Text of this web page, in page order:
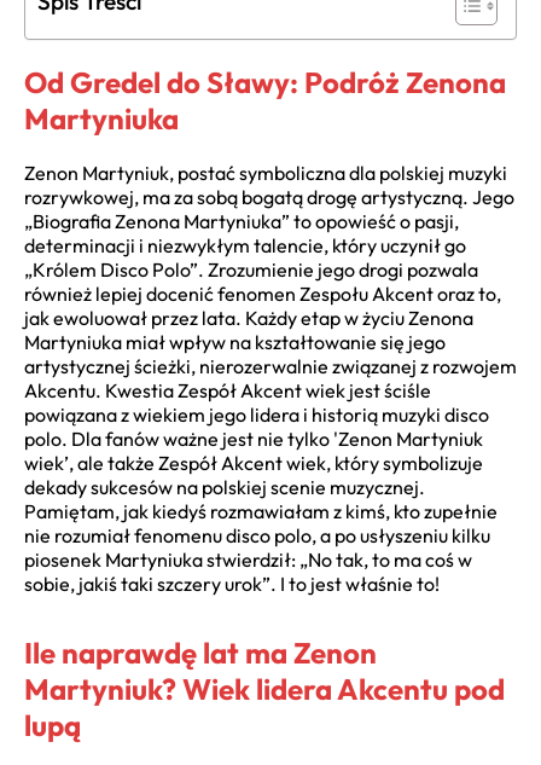
Od Gredel do Sławy: Podróż Zenona
Martyniuka
Zenon Martyniuk, postać symboliczna dla polskiej muzyki
rozrywkowej, ma za sobą bogatą drogę artystyczną. Jego
„Biografia Zenona Martyniuka” to opowieść o pasji,
determinacji i niezwykłym talencie, który uczynił go
„Królem Disco Polo”. Zrozumienie jego drogi pozwala
również lepiej docenić fenomen Zespołu Akcent oraz to,
jak ewoluował przez lata. Każdy etap w życiu Zenona
Martyniuka miał wpływ na kształtowanie się jego
artystycznej ścieżki, nierozerwalnie związanej z rozwojem
Akcentu. Kwestia Zespół Akcent wiek jest ściśle
powiązana z wiekiem jego lidera i historią muzyki disco
polo. Dla fanów ważne jest nie tylko 'Zenon Martyniuk
wiek’, ale także Zespół Akcent wiek, który symbolizuje
dekady sukcesów na polskiej scenie muzycznej.
Pamiętam, jak kiedyś rozmawiałam z kimś, kto zupełnie
nie rozumiał fenomenu disco polo, a po usłyszeniu kilku
piosenek Martyniuka stwierdził: „No tak, to ma coś w
sobie, jakiś taki szczery urok”. I to jest właśnie to!
Ile naprawdę lat ma Zenon
Martyniuk? Wiek lidera Akcentu pod
lupą